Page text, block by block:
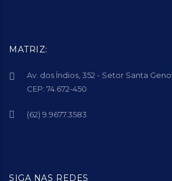
MATRIZ:
Av. dos Índios, 352 - Setor Santa
CEP: 74.672-450
(62) 9.9677.3583
SIGA NAS REDES